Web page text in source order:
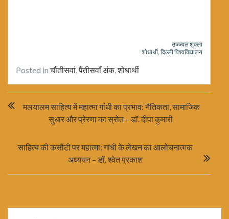
उज्ज्वल शुक्ला
शोधार्थी, दिल्ली विश्वविद्यालय
Posted inचौंतीसवां ,पैंतीसवाँ अंक,शोधार्थी
navigation
मलयालम साहित्य में महात्मा गांधी का प्रभाव: नैतिकता, सामाजिक
सुधार और प्रेरणा का स्रोत – डॉ. दीपा कुमारी
साहित्य की कसौटी पर महात्मा: गांधी के लेखन का आलोचनात्मक
अध्ययन – डॉ. श्वेत प्रकाश